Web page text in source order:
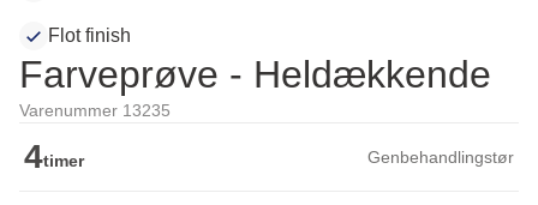
Flot finish
Farveprøve - Heldækkende
Varenummer 13235
4timer Genbehandlingstør